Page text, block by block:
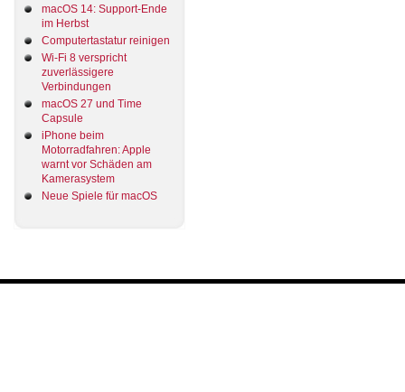
macOS 14: Support-Ende
im Herbst
Computertastatur reinigen
Wi-Fi 8 verspricht
zuverlässigere
Verbindungen
macOS 27 und Time
Capsule
iPhone beim
Motorradfahren: Apple
warnt vor Schäden am
Kamerasystem
Neue Spiele für macOS